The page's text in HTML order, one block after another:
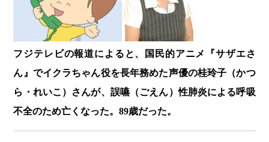
フジテレビの報道によると、国民的アニメ『サザエさ
ん』でイクラちゃん役を長年務めた声優の桂玲子（かつ
ら・れいこ）さんが、誤嚥（ごえん）性肺炎による呼吸
不全のため亡くなった。89歳だった。